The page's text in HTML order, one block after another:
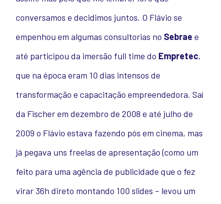
conversamos e decidimos juntos. O Flávio se
empenhou em algumas consultorias no Sebrae e
até participou da imersão full time do Empretec,
que na época eram 10 dias intensos de
transformação e capacitação empreendedora. Saí
da Fischer em dezembro de 2008 e até julho de
2009 o Flávio estava fazendo pós em cinema, mas
já pegava uns freelas de apresentação (como um
feito para uma agência de publicidade que o fez
virar 36h direto montando 100 slides – levou um